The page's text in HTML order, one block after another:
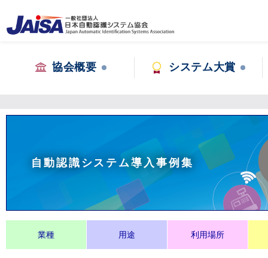
協会概要 システム大賞
自動認識システム導入事例集
業種 用途 利用場所